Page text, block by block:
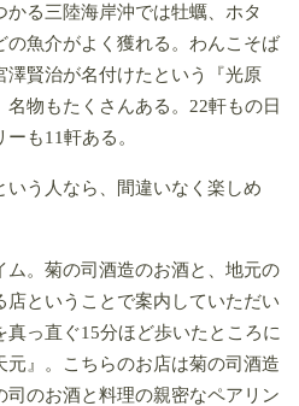
る三陸海岸沖では牡蠣、ホタ
の魚介がよく獲れる。わんこそば
賢治が名付けたという『光原
物もたくさんある。22軒もの日
も11軒ある。
いう人なら、間違いなく楽しめ
ム。菊の司酒造のお酒と、地元の
ということで案内していただい
っ直ぐ15分ほど歩いたところに
』。こちらのお店は菊の司酒造
のお酒と料理の親密なペアリン